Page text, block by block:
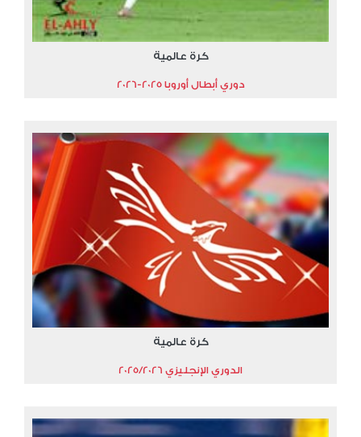
كرة عالمية
دوري أبطال أوروبا 2025-2026
كرة عالمية
الدوري الإنجليزي 2025/2026